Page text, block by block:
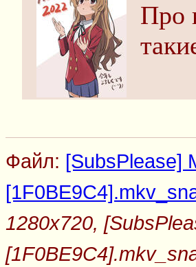
Про
Файл: [SubsPlease]
1280x720,